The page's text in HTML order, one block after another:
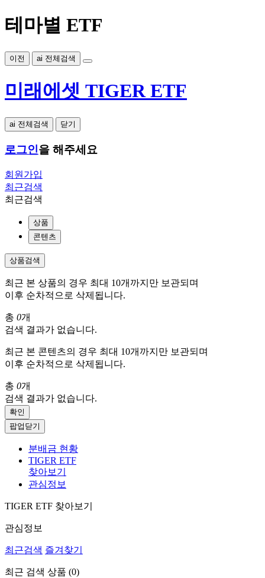
테마별 ETF
이전 ai 전체검색
미래에셋 TIGER ETF
ai 전체검색 닫기
로그인을 해주세요
회원가입
최근검색
최근검색
상품
콘텐츠
상품검색
최근 본 상품의 경우 최대 10개까지만 보관되며
이후 순차적으로 삭제됩니다.
총 0개
검색 결과가 없습니다.
최근 본 콘텐츠의 경우 최대 10개까지만 보관되며
이후 순차적으로 삭제됩니다.
총 0개
검색 결과가 없습니다.
확인
팝업닫기
분배금 현황
TIGER ETF
찾아보기
관심정보
TIGER ETF 찾아보기
관심정보
최근검색 즐겨찾기
최근 검색 상품 (0)